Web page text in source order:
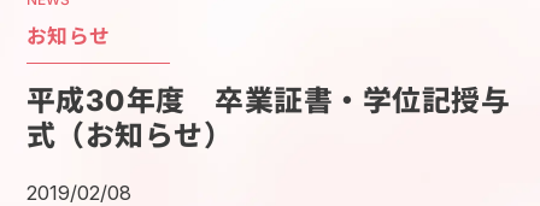
お知らせ
平成30年度 卒業証書・学位記授与
式（お知らせ）
2019/02/08